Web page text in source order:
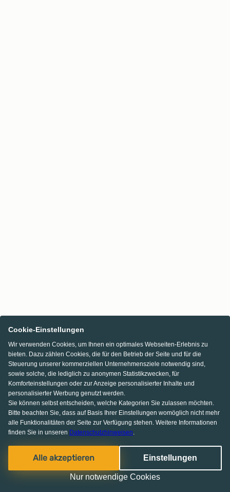
Cookie-Einstellungen
Wir verwenden Cookies, um Ihnen ein optimales Webseiten-Erlebnis zu
bieten. Dazu zählen Cookies, die für den Betrieb der Seite und für die
Steuerung unserer kommerziellen Unternehmensziele notwendig sind,
sowie solche, die lediglich zu anonymen Statistikzwecken, für
Komforteinstellungen oder zur Anzeige personalisierter Inhalte und
personalisierter Werbung genutzt werden.
Sie können selbst entscheiden, welche Kategorien Sie zulassen möchten.
Bitte beachten Sie, dass auf Basis Ihrer Einstellungen womöglich nicht mehr
alle Funktionalitäten der Seite zur Verfügung stehen. Weitere Informationen
finden Sie in unseren Datenschutzhinweisen.
Alle akzeptieren Einstellungen
Nur notwendige Cookies